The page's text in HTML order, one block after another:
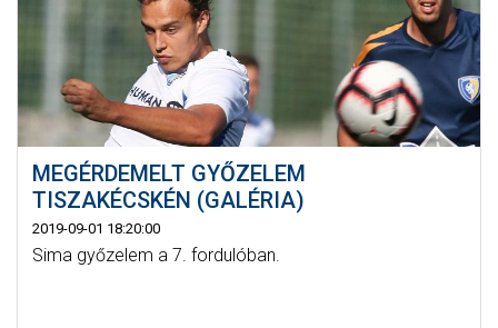
MEGÉRDEMELT GYŐZELEM
TISZAKÉCSKÉN (GALÉRIA)
2019-09-01 18:20:00
Sima győzelem a 7. fordulóban.